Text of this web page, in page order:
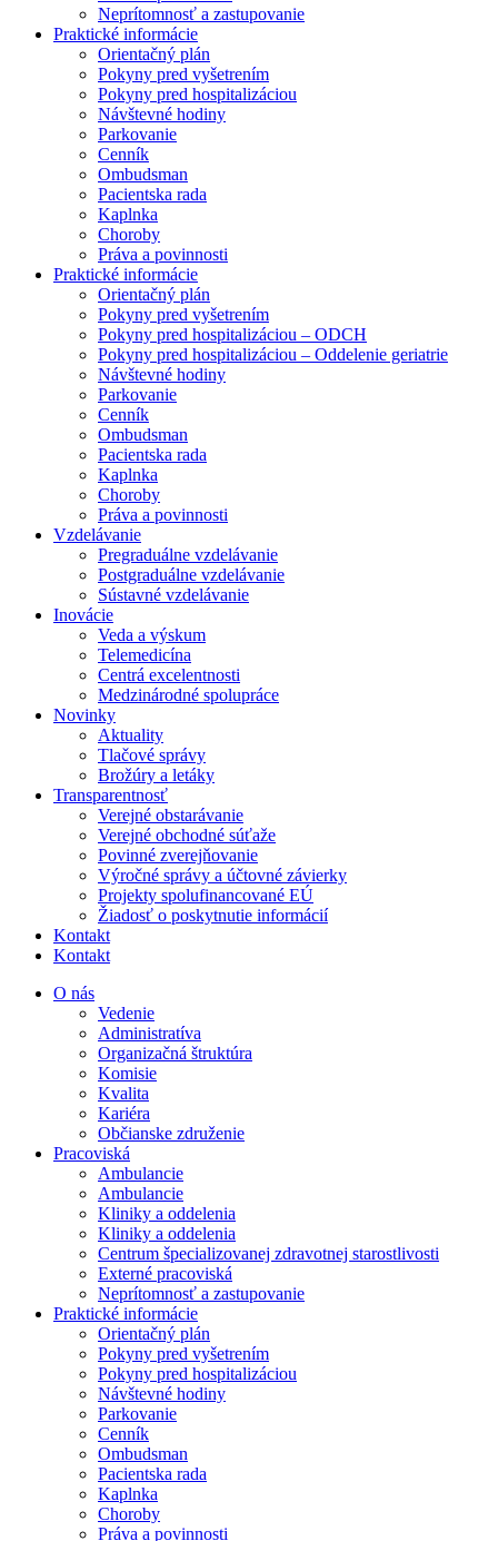
Neprítomnosť a zastupovanie
Praktické informácie
Orientačný plán
Pokyny pred vyšetrením
Pokyny pred hospitalizáciou
Návštevné hodiny
Parkovanie
Cenník
Ombudsman
Pacientska rada
Kaplnka
Choroby
Práva a povinnosti
Praktické informácie
Orientačný plán
Pokyny pred vyšetrením
Pokyny pred hospitalizáciou – ODCH
Pokyny pred hospitalizáciou – Oddelenie geriatrie
Návštevné hodiny
Parkovanie
Cenník
Ombudsman
Pacientska rada
Kaplnka
Choroby
Práva a povinnosti
Vzdelávanie
Pregraduálne vzdelávanie
Postgraduálne vzdelávanie
Sústavné vzdelávanie
Inovácie
Veda a výskum
Telemedicína
Centrá excelentnosti
Medzinárodné spolupráce
Novinky
Aktuality
Tlačové správy
Brožúry a letáky
Transparentnosť
Verejné obstarávanie
Verejné obchodné súťaže
Povinné zverejňovanie
Výročné správy a účtovné závierky
Projekty spolufinancované EÚ
Žiadosť o poskytnutie informácií
Kontakt
Kontakt
O nás
Vedenie
Administratíva
Organizačná štruktúra
Komisie
Kvalita
Kariéra
Občianske združenie
Pracoviská
Ambulancie
Ambulancie
Kliniky a oddelenia
Kliniky a oddelenia
Centrum špecializovanej zdravotnej starostlivosti
Externé pracoviská
Neprítomnosť a zastupovanie
Praktické informácie
Orientačný plán
Pokyny pred vyšetrením
Pokyny pred hospitalizáciou
Návštevné hodiny
Parkovanie
Cenník
Ombudsman
Pacientska rada
Kaplnka
Choroby
Práva a povinnosti